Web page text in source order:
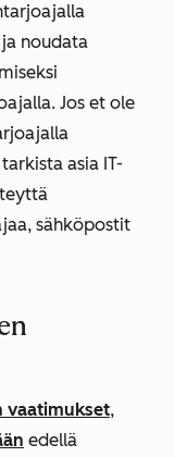
noudata
Jos et ole
asia IT-
sähköpostit
vaatimukset,
edellä